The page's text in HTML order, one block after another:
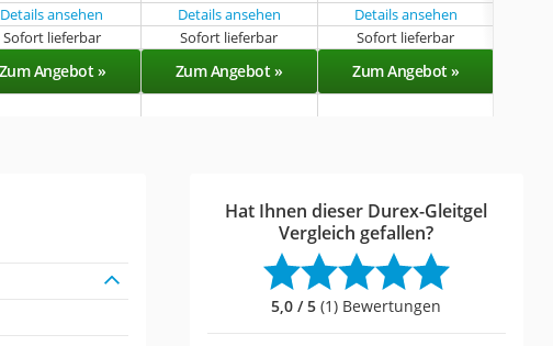
Details ansehen Details ansehen
Details ansehen
Sofort lieferbar Sofort lieferbar Sofort lieferbar
Zum Angebot » Zum Angebot » Zum Angebot »
Hat Ihnen dieser Durex-Gleitgel
Vergleich gefallen?
5,0 / 5 (1) Bewertungen